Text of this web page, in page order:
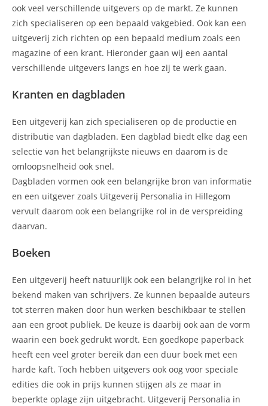
ook veel verschillende uitgevers op de markt. Ze kunnen
zich specialiseren op een bepaald vakgebied. Ook kan een
uitgeverij zich richten op een bepaald medium zoals een
magazine of een krant. Hieronder gaan wij een aantal
verschillende uitgevers langs en hoe zij te werk gaan.
Kranten en dagbladen
Een uitgeverij kan zich specialiseren op de productie en
distributie van dagbladen. Een dagblad biedt elke dag een
selectie van het belangrijkste nieuws en daarom is de
omloopsnelheid ook snel.
Dagbladen vormen ook een belangrijke bron van informatie
en een uitgever zoals Uitgeverij Personalia in Hillegom
vervult daarom ook een belangrijke rol in de verspreiding
daarvan.
Boeken
Een uitgeverij heeft natuurlijk ook een belangrijke rol in het
bekend maken van schrijvers. Ze kunnen bepaalde auteurs
tot sterren maken door hun werken beschikbaar te stellen
aan een groot publiek. De keuze is daarbij ook aan de vorm
waarin een boek gedrukt wordt. Een goedkope paperback
heeft een veel groter bereik dan een duur boek met een
harde kaft. Toch hebben uitgevers ook oog voor speciale
edities die ook in prijs kunnen stijgen als ze maar in
beperkte oplage zijn uitgebracht. Uitgeverij Personalia in